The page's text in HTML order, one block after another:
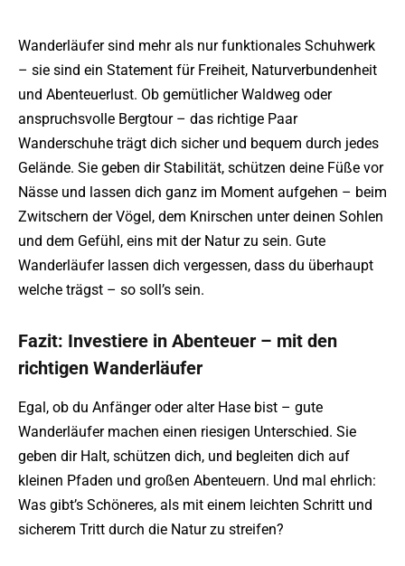
Wanderläufer sind mehr als nur funktionales Schuhwerk
– sie sind ein Statement für Freiheit, Naturverbundenheit
und Abenteuerlust. Ob gemütlicher Waldweg oder
anspruchsvolle Bergtour – das richtige Paar
Wanderschuhe trägt dich sicher und bequem durch jedes
Gelände. Sie geben dir Stabilität, schützen deine Füße vor
Nässe und lassen dich ganz im Moment aufgehen – beim
Zwitschern der Vögel, dem Knirschen unter deinen Sohlen
und dem Gefühl, eins mit der Natur zu sein. Gute
Wanderläufer lassen dich vergessen, dass du überhaupt
welche trägst – so soll’s sein.
Fazit: Investiere in Abenteuer – mit den
richtigen Wanderläufer
Egal, ob du Anfänger oder alter Hase bist – gute
Wanderläufer machen einen riesigen Unterschied. Sie
geben dir Halt, schützen dich, und begleiten dich auf
kleinen Pfaden und großen Abenteuern. Und mal ehrlich:
Was gibt’s Schöneres, als mit einem leichten Schritt und
sicherem Tritt durch die Natur zu streifen?